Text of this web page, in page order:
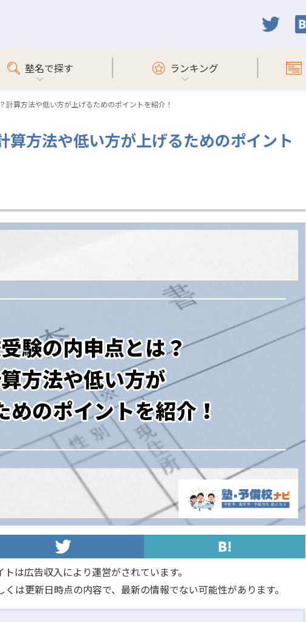
塾名で探す ランキング
計算方法や低い方が上げるためのポイントを紹介！
算方法や低い方が上げるためのポイント
は広告収入により運営がされています。
は更新日時点の内容で、最新の情報でない可能性があります。